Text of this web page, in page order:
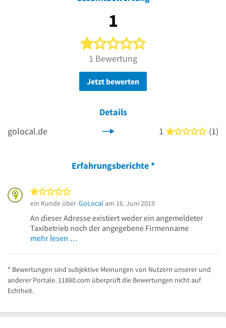
1
1 von 5 Sternen
1 Bewertung
Jetzt bewerten
Details
golocal.de
1 1 von
(1)
Erfahrungsberichte*
ein Kunde über GoLocal am 16. Juni 2019
An dieser Adresse existiert weder ein angemeldeter
Taxibetrieb noch der angegebene Firmenname
mehr lesen …
* Bewertungen sind subjektive Meinungen von Nutzern unserer und
anderer Portale. 11880.com überprüft die Bewertungen nicht auf
Echtheit.